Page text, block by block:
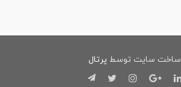
ساخت سایت توسط پرتال